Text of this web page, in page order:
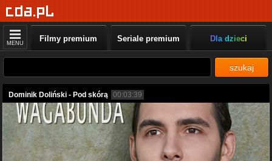
MENU Filmy premium Seriale premium Dla dzieci
szukaj
Dominik Doliński - Pod skórą 00:03:39